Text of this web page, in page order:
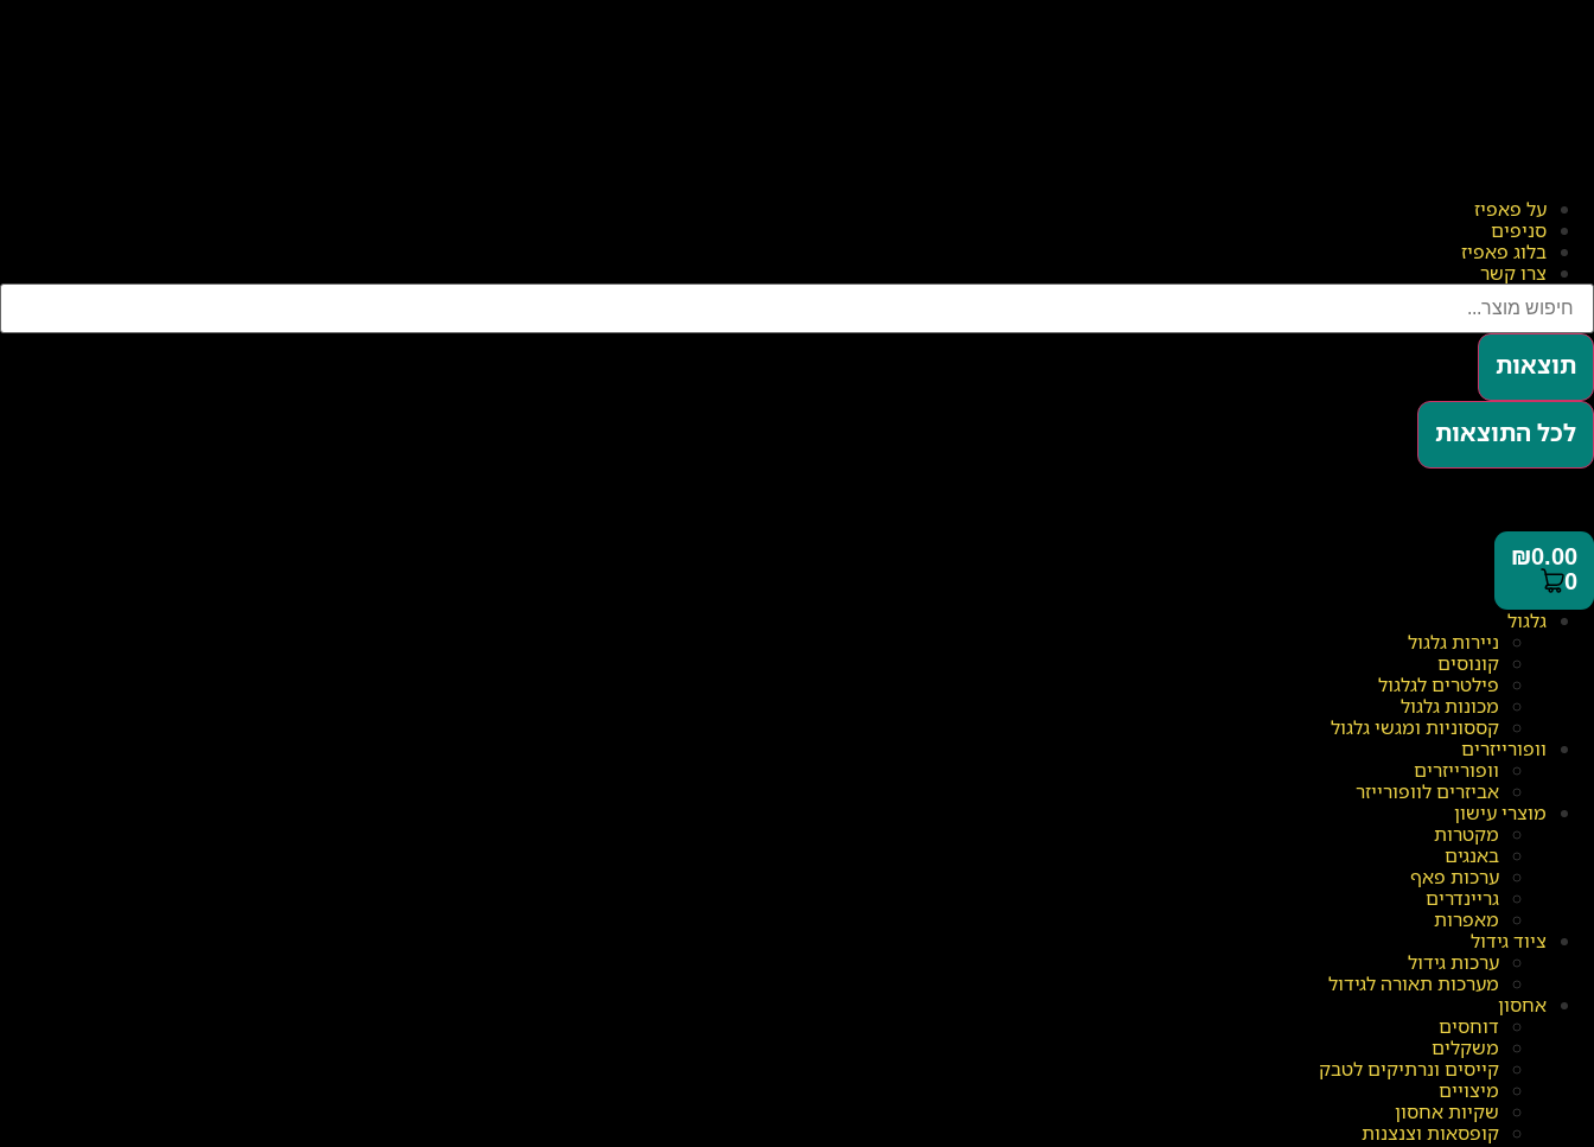
על פאפיז
סניפים
בלוג פאפיז
צרו קשר
תוצאות
לכל התוצאות
₪0.00
0
גלגול
ניירות גלגול
קונוסים
פילטרים לגלגול
מכונות גלגול
קססוניות ומגשי גלגול
וופורייזרים
וופורייזרים
אביזרים לוופורייזר
מוצרי עישון
מקטרות
באנגים
ערכות פאף
גריינדרים
מאפרות
ציוד גידול
ערכות גידול
מערכות תאורה לגידול
אחסון
דוחסים
משקלים
קייסים ונרתיקים לטבק
מיצויים
שקיות אחסון
קופסאות וצנצנות